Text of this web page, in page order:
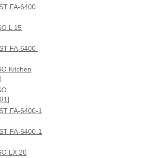
FA-6400
L 15
FA-6400-
Kitchen
FA-6400-1
FA-6400-1
LX 20